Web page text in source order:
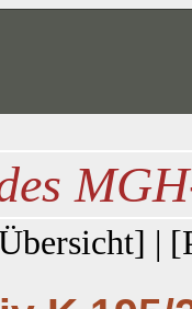
] | [